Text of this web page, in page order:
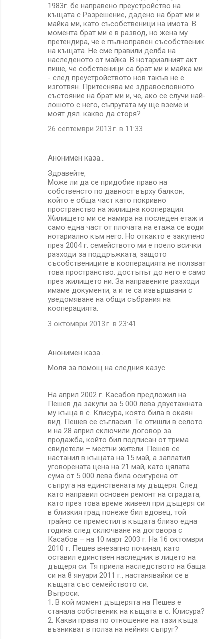
1983г. бе направено преустройство на
къщата с Разрешение, дадено на брат ми и
майка ми, като съсобственици на имота. В
момента брат ми е в развод, но жена му
претендира, че е пълноправен съсобственик
на къщата. Не сме правили делба на
наследеното от майка. В нотариалният акт
пише, че собственици са брат ми и майка ми
- след преустройството нов такъв не е
изготвян. Притеснява ме здравословното
състояние на брат ми и, че, ако се случи най-
лошото с него, съпругата му ще вземе и
моят дял. какво да сторя?
26 септември 2013 г. в 11:33
Анонимен каза…
Здравейте,
Може ли да се придобие право на
собственсто по давност върху балкон,
който е обща част като покривно
пространство на жилищна кооперация.
Жилището ми се намира на последен етаж и
само една част от плочата на етажа се води
нотариално към него. Но откакто е закупено
през 2004 г. семейството ми е поело всички
разходи за поддръжката, защото
съсобствениците в кооперацията не ползват
това пространство. достъпът до него е само
през жилището ни. За направените разходи
имаме документи, а и те са извършвани с
уведомяване на общи събрания на
кооперацията.
3 октомври 2013 г. в 23:41
Анонимен каза…
Моля за помощ на следния казус .
На април 2002 г. Касабов предложил на
Пешев да закупи за 5 000 лева двуетажната
му къща в с. Клисура, която била в окаян
вид. Пешев се съгласил. Те отишли в селото
и на 28 април сключили договор за
продажба, който бил подписан от трима
свидетели – местни жители. Пешев се
настанил в къщата на 15 май, а заплатил
уговорената цена на 21 май, като цялата
сума от 5 000 лева била осигурена от
съпруга на единствената му дъщеря. След
като направил основен ремонт на сградата,
като през това време живеел при дъщеря си
в близкия град понеже бил вдовец, той
трайно се преместил в къщата близо една
година след сключване на договора с
Касабов – на 10 март 2003 г. На 16 октомври
2010 г. Пешев внезапно починал, като
оставил единствен наследник в лицето на
дъщеря си. Тя приела наследството на баща
си на 8 януари 2011 г., настанявайки се в
къщата със семейството си.
Въпроси:
1. В кой момент дъщерята на Пешев е
станала собственик на къщата в с. Клисура?
2. Какви права по отношение на тази къща
възникват в полза на нейния съпруг?